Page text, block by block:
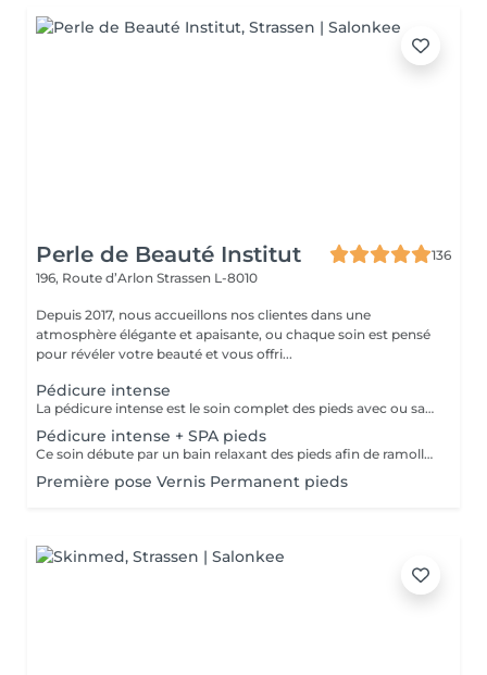
Perle de Beauté Institut
136
196, Route d’Arlon Strassen L-8010
Depuis 2017, nous accueillons nos clientes dans une
atmosphère élégante et apaisante, ou chaque soin est pensé
pour révéler votre beauté et vous offri...
Pédicure intense
La pédicure intense est le soin complet des pieds avec ou sans souci particulier. Elle comprend: bain de pieds, pousse et coupe des cuticules, coupe et limage des ongles, travail des callosités et/ou cors au bistouri/crédo, rape, massage avec crème de soin.
Pédicure intense + SPA pieds
Ce soin débute par un bain relaxant des pieds afin de ramollir la peau et favoriser la détente. Il se poursuit par la coupe et le limage des ongles, ainsi que le retrait minutieux des cuticules. Un travail approfondi est ensuite effectué pour éliminer les peaux mortes sur l'ensemble du pied. Si nécessaire, les cors sont également traités pour des pieds parfaitement lisses et soignés. Nous terminons par une gommage, hydratation accompagnée d'un massage relaxant, laissant les pieds doux, nourris et revitalisés.
Première pose Vernis Permanent pieds